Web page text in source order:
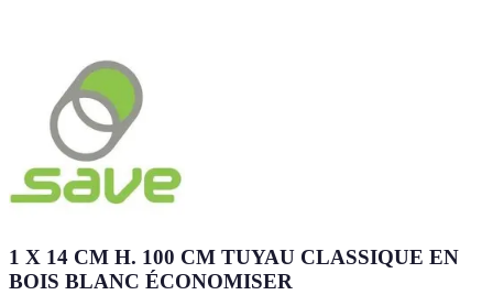
1 X 14 CM H. 100 CM TUYAU CLASSIQUE EN
BOIS BLANC ÉCONOMISER